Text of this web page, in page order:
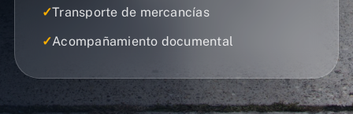
✓Transporte de mercancías
✓Acompañamiento documental